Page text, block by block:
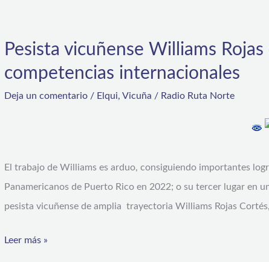
equidad
género
en
Pesista vicuñense Williams
competencias internacionales
Deja un comentario / Elqui, Vicuña / Radio Ruta Norte
El trabajo de Williams es arduo, consiguiendo importantes
Panamericanos de Puerto Rico en 2022; o su tercer lugar en
pesista vicuñense de amplia trayectoria Williams Rojas
Williams
Rojas
consolida
competencias
internacionales
Leer más »